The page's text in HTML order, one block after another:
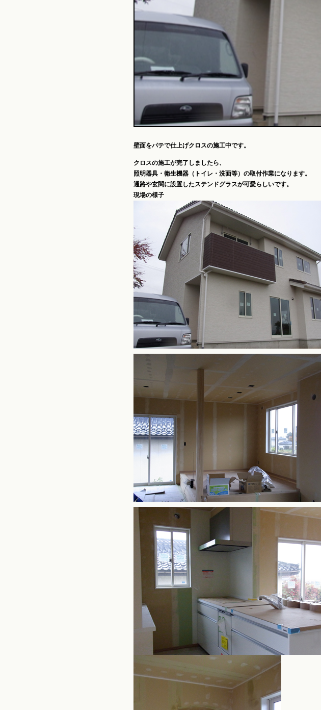
壁面をパテで仕上げクロスの施工中です。
クロスの施工が完了しましたら、
照明器具・衛生機器（トイレ・洗面等）の取付作業になります。
通路や玄関に設置したステンドグラスが可愛らしいです。
現場の様子